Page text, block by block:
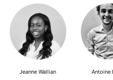
Jeanne Wallian Antoine